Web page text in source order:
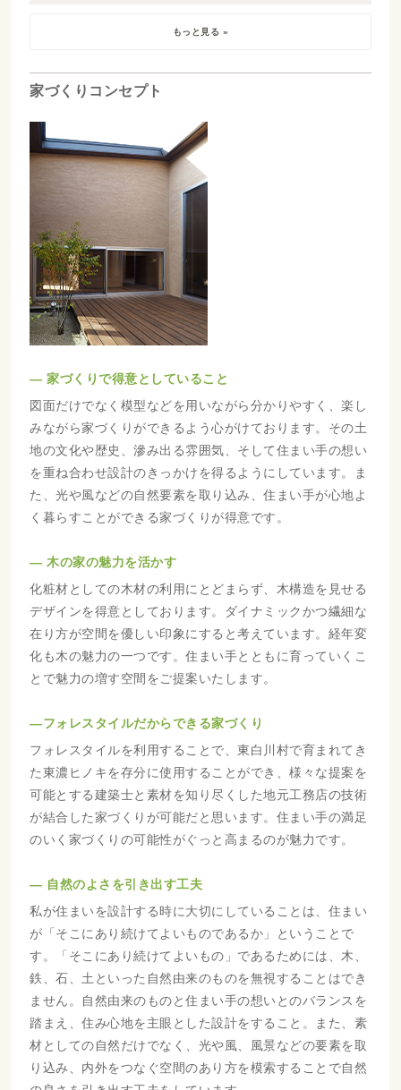
もっと見る »
家づくりコンセプト
― 家づくりで得意としていること
図面だけでなく模型などを用いながら分かりやすく、楽し
みながら家づくりができるよう心がけております。その土
地の文化や歴史、滲み出る雰囲気、そして住まい手の想い
を重ね合わせ設計のきっかけを得るようにしています。ま
た、光や風などの自然要素を取り込み、住まい手が心地よ
く暮らすことができる家づくりが得意です。
― 木の家の魅力を活かす
化粧材としての木材の利用にとどまらず、木構造を見せる
デザインを得意としております。ダイナミックかつ繊細な
在り方が空間を優しい印象にすると考えています。経年変
化も木の魅力の一つです。住まい手とともに育っていくこ
とで魅力の増す空間をご提案いたします。
―フォレスタイルだからできる家づくり
フォレスタイルを利用することで、東白川村で育まれてき
た東濃ヒノキを存分に使用することができ、様々な提案を
可能とする建築士と素材を知り尽くした地元工務店の技術
が結合した家づくりが可能だと思います。住まい手の満足
のいく家づくりの可能性がぐっと高まるのが魅力です。
― 自然のよさを引き出す工夫
私が住まいを設計する時に大切にしていることは、住まい
が「そこにあり続けてよいものであるか」ということで
す。「そこにあり続けてよいもの」であるためには、木、
鉄、石、土といった自然由来のものを無視することはでき
ません。自然由来のものと住まい手の想いとのバランスを
踏まえ、住み心地を主眼とした設計をすること。また、素
材としての自然だけでなく、光や風、風景などの要素を取
り込み、内外をつなぐ空間のあり方を模索することで自然